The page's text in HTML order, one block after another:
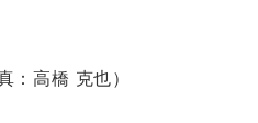
：高橋 克也）